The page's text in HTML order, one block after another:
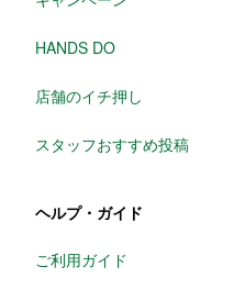
HANDS DO
店舗のイチ押し
スタッフおすすめ投稿
ヘルプ・ガイド
ご利用ガイド